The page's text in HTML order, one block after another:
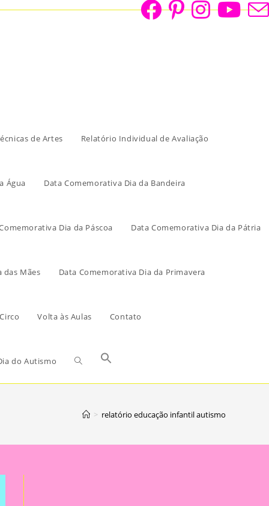
de Artes Relatório Individual de Avaliação
Água Data Comemorativa Dia da Bandeira
Dia da Páscoa Data Comemorativa Dia da Pátria
das Mães Data Comemorativa Dia da Primavera
Volta às Aulas Contato
do Autismo
> relatório educação infantil autismo